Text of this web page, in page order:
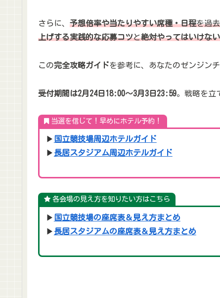
さらに、 予想倍率や当たりやすい席種・日程を過
上げする実践的な応募コツと絶対やってはいけない
この完全攻略ガイドを参考に、あなたのゼンジン
受付期間は2月24日18:00〜3月3日23:59。戦略を立
当選を信じて！早めにホテル予約！
▶ 国立競技場周辺ホテルガイド
▶ 長居スタジアム周辺ホテルガイド
各会場の見え方を知りたい方はこちら
▶ 国立競技場の座席表＆見え方まとめ
▶ 長居スタジアムの座席表＆見え方まとめ